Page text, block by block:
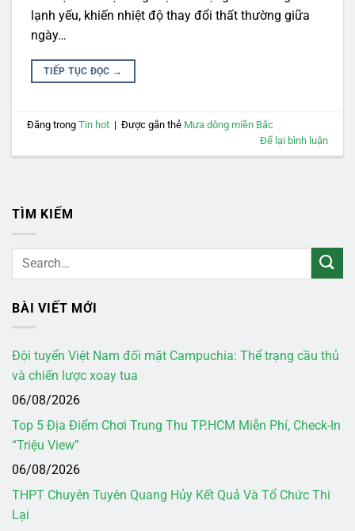
lạnh yếu, khiến nhiệt độ thay đổi thất thường giữa
ngày…
TIẾP TỤC ĐỌC →
Đăng trongTin hot | Được gắn thẻ Mưa dông miền Bắc
Để lại bình luận
TÌM KIẾM
BÀI VIẾT MỚI
Đội tuyển Việt Nam đối mặt Campuchia: Thể trạng cầu thủ
và chiến lược xoay tua
06/08/2026
Top 5 Địa Điểm Chơi Trung Thu TP.HCM Miễn Phí, Check-In
“Triệu View”
06/08/2026
THPT Chuyên Tuyên Quang Hủy Kết Quả Và Tổ Chức Thi
Lại